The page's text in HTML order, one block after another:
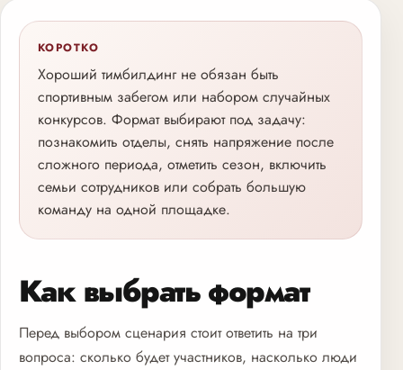
КОРОТКО
Хороший тимбилдинг не обязан быть
спортивным забегом или набором случайных
конкурсов. Формат выбирают под задачу:
познакомить отделы, снять напряжение после
сложного периода, отметить сезон, включить
семьи сотрудников или собрать большую
команду на одной площадке.
Как выбрать формат
Перед выбором сценария стоит ответить на три
вопроса: сколько будет участников, насколько люди